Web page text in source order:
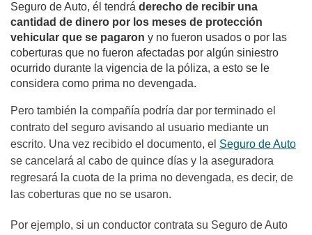
Seguro de Auto, él tendrá derecho de recibir una
cantidad de dinero por los meses de protección
vehicular que se pagaron y no fueron usados o por las
coberturas que no fueron afectadas por algún siniestro
ocurrido durante la vigencia de la póliza, a esto se le
considera como prima no devengada.
Pero también la compañía podría dar por terminado el
contrato del seguro avisando al usuario mediante un
escrito. Una vez recibido el documento, el Seguro de Auto
se cancelará al cabo de quince días y la aseguradora
regresará la cuota de la prima no devengada, es decir, de
las coberturas que no se usaron.
Por ejemplo, si un conductor contrata su Seguro de Auto